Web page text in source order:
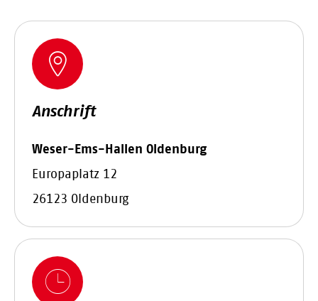
Anschrift
Weser-Ems-Hallen Oldenburg
Europaplatz 12
26123 Oldenburg